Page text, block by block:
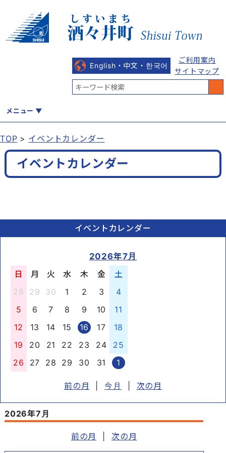
English・中文・한국어
ご利用案内
サイトマップ
メニュー
教育・文化 産業・しごと
TOP イベントカレンダー
イベントカレンダー
イベントカレンダー
2026年7月
日
月 火 水 木 金
土
28
29 30 1 2 3
4
5
6 7 8 9 10
11
12
13 14 15 16 17
18
19
20 21 22 23 24
25
26
27 28 29 30 31 1
前の月 今月 次の月
2026年7月
前の月 次の月